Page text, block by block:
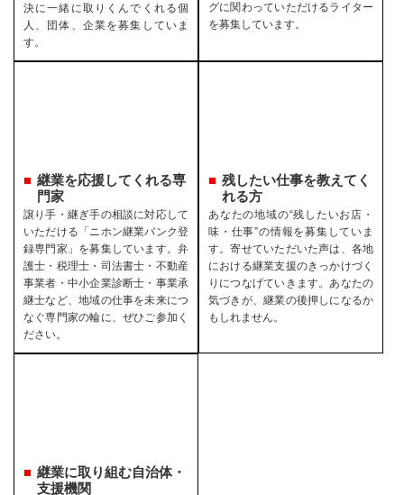
決に一緒に取りくんでくれる個
人、団体、企業を募集していま
す。
グに関わっていただけるライター
を募集しています。
継業を応援してくれる専
門家
譲り手・継ぎ手の相談に対応して
いただける「ニホン継業バンク登
録専門家」を募集しています。弁
護士・税理士・司法書士・不動産
事業者・中小企業診断士・事業承
継士など、地域の仕事を未来につ
なぐ専門家の輪に、ぜひご参加く
ださい。
残したい仕事を教えてく
れる方
あなたの地域の“残したいお店・
味・仕事”の情報を募集していま
す。寄せていただいた声は、各地
における継業支援のきっかけづく
りにつなげていきます。あなたの
気づきが、継業の後押しになるか
もしれません。
継業に取り組む自治体・
支援機関